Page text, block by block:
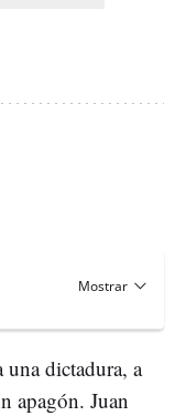
dictadura, a
apagón. Juan